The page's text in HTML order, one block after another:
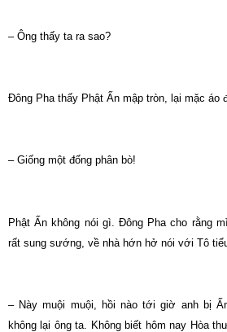
– Ông thấy ta ra sao?
Đông Pha thấy Phật Ấn mập tròn, lại mặc áo
– Giống một đống phân bò!
Phật Ấn không nói gì. Đông Pha cho rằng
rất sung sướng, về nhà hớn hở nói với Tô
– Này muội muội, hồi nào tới giờ anh bị
không lại ông ta. Không biết hôm nay Hòa